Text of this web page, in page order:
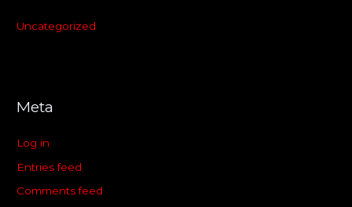
Uncategorized
Meta
Log in
Entries feed
Comments feed